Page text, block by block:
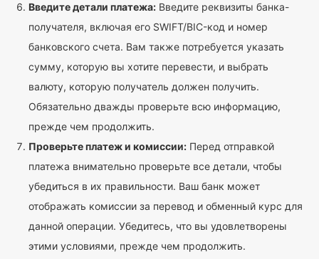
Введите детали платежа: Введите реквизиты банка-
получателя, включая его SWIFT/BIC-код и номер
банковского счета. Вам также потребуется указать
сумму, которую вы хотите перевести, и выбрать
валюту, которую получатель должен получить.
Обязательно дважды проверьте всю информацию,
прежде чем продолжить.
Проверьте платеж и комиссии: Перед отправкой
платежа внимательно проверьте все детали, чтобы
убедиться в их правильности. Ваш банк может
отображать комиссии за перевод и обменный курс для
данной операции. Убедитесь, что вы удовлетворены
этими условиями, прежде чем продолжить.